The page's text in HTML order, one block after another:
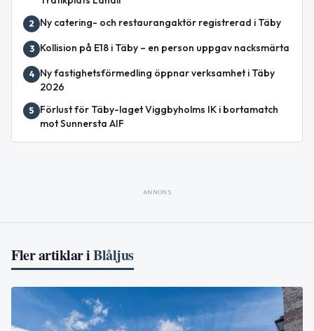
2 Ny catering- och restaurangaktör registrerad i Täby
3 Kollision på E18 i Täby – en person uppgav nacksmärta
4
Ny fastighetsförmedling öppnar verksamhet i Täby
2026
5
Förlust för Täby-laget Viggbyholms IK i bortamatch
mot Sunnersta AIF
ANNONS
Fler artiklar iBlåljus